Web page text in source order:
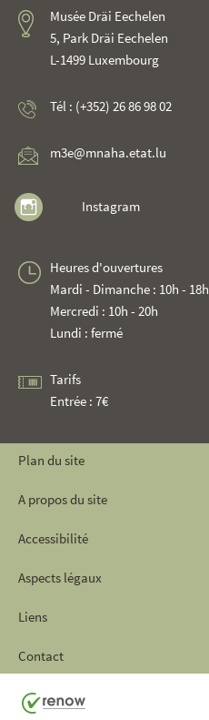
Musée Dräi Eechelen
5, Park Dräi Eechelen
L-1499 Luxembourg
Tél : (+352) 26 86 98 02
m3e@mnaha.etat.lu
Instagram
Heures d'ouvertures
Mardi - Dimanche : 10h - 18h
Mercredi : 10h - 20h
Lundi : fermé
Tarifs
Entrée : 7€
Plan du site
A propos du site
Accessibilité
Aspects légaux
Liens
Contact